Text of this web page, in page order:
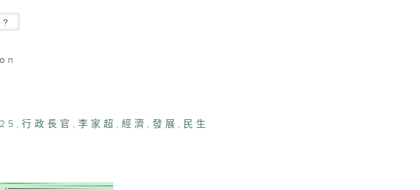
?
,行政長官 , 李家超 ,經濟 ,發展 , 民生